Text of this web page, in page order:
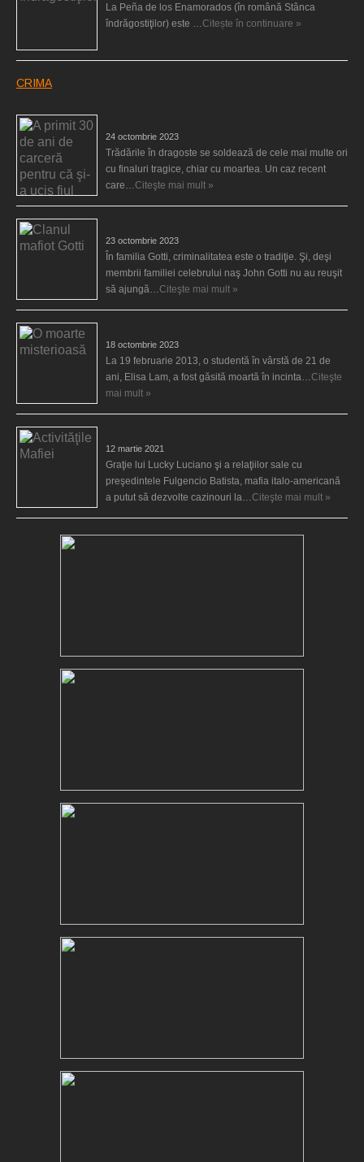
La Peña de los Enamorados (în română Stânca
îndrăgostiţilor) este …Citește în continuare »
CRIMA
24 octombrie 2023
Trădările în dragoste se soldează de cele mai multe ori
cu finaluri tragice, chiar cu moartea. Un caz recent
care…Citeşte mai mult »
23 octombrie 2023
În familia Gotti, criminalitatea este o tradiţie. Şi, deşi
membrii familiei celebrului naş John Gotti nu au reuşit
să ajungă…Citeşte mai mult »
18 octombrie 2023
La 19 februarie 2013, o studentă în vârstă de 21 de
ani, Elisa Lam, a fost găsită moartă în incinta…Citeşte
mai mult »
12 martie 2021
Graţie lui Lucky Luciano şi a relaţiilor sale cu
preşedintele Fulgencio Batista, mafia italo-americană
a putut să dezvolte cazinouri la…Citeşte mai mult »